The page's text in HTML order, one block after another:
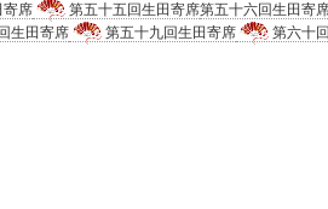
寄席
第五十五回生田寄席第五十六回生田寄
生田寄席
第五十九回生田寄席 第六十